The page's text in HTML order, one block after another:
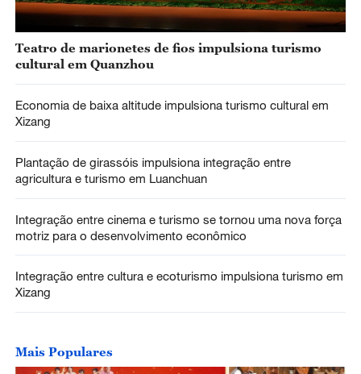
Teatro de marionetes de fios impulsiona turismo
cultural em Quanzhou
Economia de baixa altitude impulsiona turismo cultural em
Xizang
Plantação de girassóis impulsiona integração entre
agricultura e turismo em Luanchuan
Integração entre cinema e turismo se tornou uma nova força
motriz para o desenvolvimento econômico
Integração entre cultura e ecoturismo impulsiona turismo em
Xizang
Mais Populares